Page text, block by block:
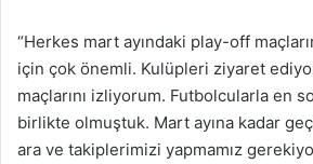
“Herkes mart ayındaki play-off
için çok önemli. Kulüpleri ziyaret
maçlarını izliyorum. Futbolcularla en
birlikte olmuştuk. Mart ayına kadar
ara ve takiplerimizi yapmamız